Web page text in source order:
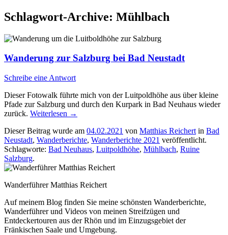
Schlagwort-Archive: Mühlbach
Wanderung zur Salzburg bei Bad Neustadt
Schreibe eine Antwort
Dieser Fotowalk führte mich von der Luitpoldhöhe aus über kleine
Pfade zur Salzburg und durch den Kurpark in Bad Neuhaus wieder
zurück. Weiterlesen →
Dieser Beitrag wurde am 04.02.2021 von Matthias Reichert in Bad
Neustadt, Wanderberichte, Wanderberichte 2021 veröffentlicht.
Schlagworte: Bad Neuhaus, Luitpoldhöhe, Mühlbach, Ruine
Salzburg.
Wanderführer Matthias Reichert
Auf meinem Blog finden Sie meine schönsten Wanderberichte,
Wanderführer und Videos von meinen Streifzügen und
Entdeckertouren aus der Rhön und im Einzugsgebiet der
Fränkischen Saale und Umgebung.